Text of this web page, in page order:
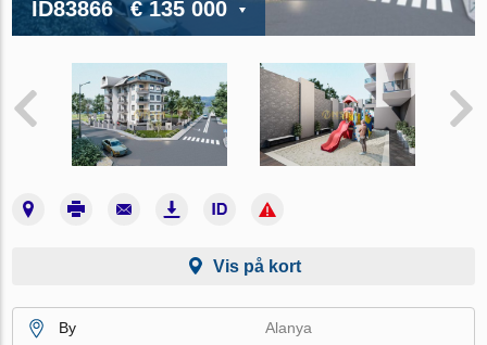
ID83866 € 135 000
Vis på kort
By
Alanya